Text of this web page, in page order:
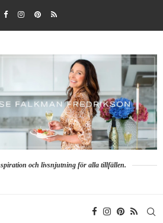
och livsnjutning för alla tillfällen.